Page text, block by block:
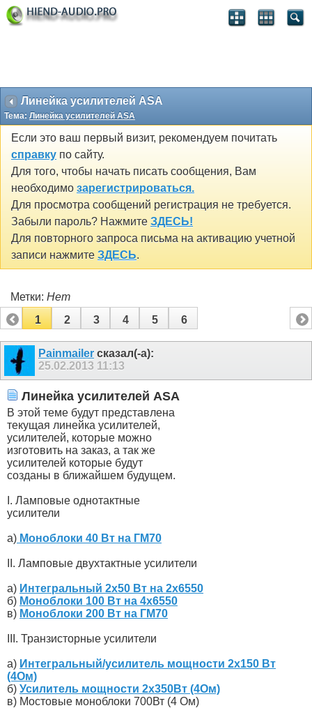
Линейка усилителей ASA
Тема: Линейка усилителей ASA
Если это ваш первый визит, рекомендуем почитать
справку по сайту.
Для того, чтобы начать писать сообщения, Вам
необходимо зарегистрироваться.
Для просмотра сообщений регистрация не требуется.
Забыли пароль? Нажмите ЗДЕСЬ!
Для повторного запроса письма на активацию учетной
записи нажмите ЗДЕСЬ.
Метки: Нет
1
2 3 4 5 6
Painmailer сказал(-а):
25.02.2013 11:13
Линейка усилителей ASA
В этой теме будут представлена
текущая линейка усилителей,
усилителей, которые можно
изготовить на заказ, а так же
усилителей которые будут
созданы в ближайшем будущем.
I. Ламповые однотактные
усилители
а) Моноблоки 40 Вт на ГМ70
II. Ламповые двухтактные усилители
а) Интегральный 2х50 Вт на 2х6550
б) Моноблоки 100 Вт на 4х6550
в) Моноблоки 200 Вт на ГМ70
III. Транзисторные усилители
а) Интегральный/усилитель мощности 2х150 Вт
(4Ом)
б) Усилитель мощности 2х350Вт (4Ом)
в) Мостовые моноблоки 700Вт (4 Ом)